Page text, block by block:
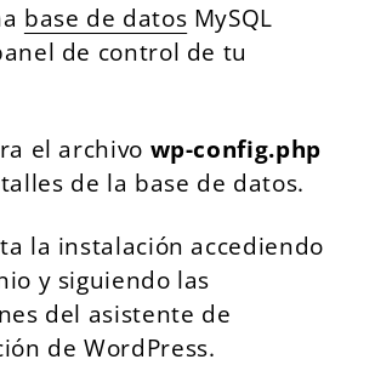
base de datos MySQL
de control de tu
el archivo wp-config.php
de la base de datos.
la instalación accediendo
y siguiendo las
del asistente de
de WordPress.